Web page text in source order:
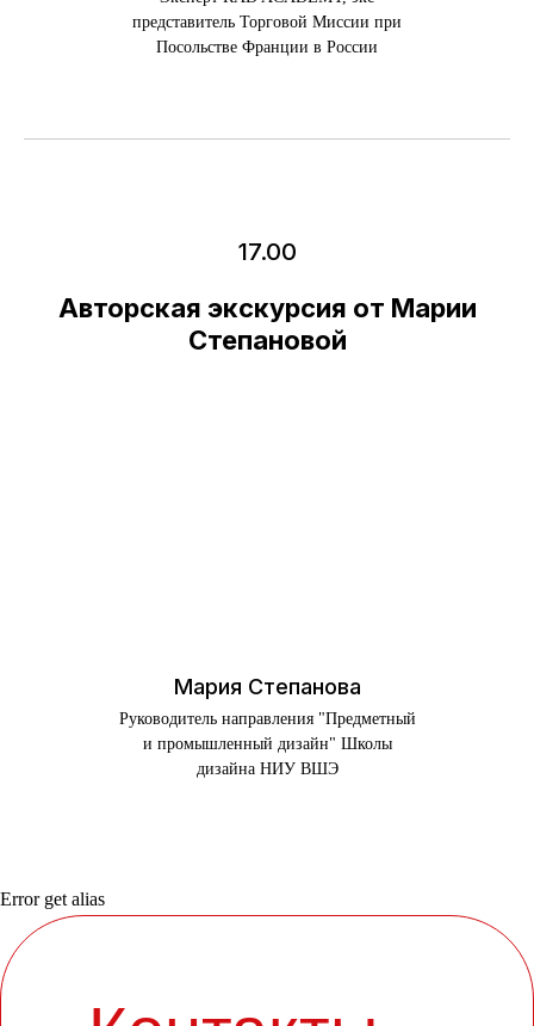
представитель Торговой Миссии при
Посольстве Франции в России
17.00
Авторская экскурсия от Марии
Степановой
Мария Степанова
Руководитель направления "Предметный
и промышленный дизайн" Школы
дизайна НИУ ВШЭ
Error get alias